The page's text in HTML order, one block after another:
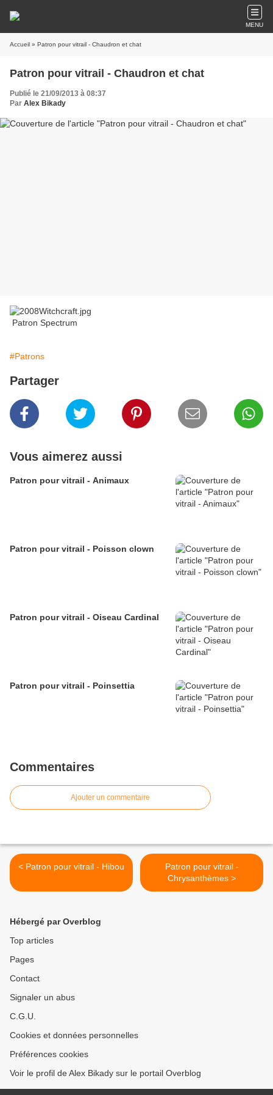
MENU
Accueil » Patron pour vitrail - Chaudron et chat
Patron pour vitrail - Chaudron et chat
Publié le 21/09/2013 à 08:37
Par Alex Bikady
Patron Spectrum
#Patrons
Partager
Vous aimerez aussi
Patron pour vitrail - Animaux
Patron pour vitrail - Poisson clown
Patron pour vitrail - Oiseau Cardinal
Patron pour vitrail - Poinsettia
Commentaires
Ajouter un commentaire
< Patron pour vitrail - Hibou
Patron pour vitrail -
Chrysanthèmes >
Hébergé par Overblog
Top articles
Pages
Contact
Signaler un abus
C.G.U.
Cookies et données personnelles
Préférences cookies
Voir le profil de Alex Bikady sur le portail Overblog